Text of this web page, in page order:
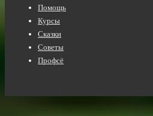
Помощь
Курсы
Сказки
Советы
Профсё